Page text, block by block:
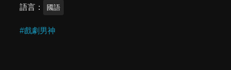
語言 國語
#戲劇男神